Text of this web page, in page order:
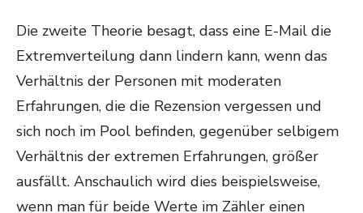
Die zweite Theorie besagt, dass eine E-Mail die
Extremverteilung dann lindern kann, wenn das
Verhältnis der Personen mit moderaten
Erfahrungen, die die Rezension vergessen und
sich noch im Pool befinden, gegenüber selbigem
Verhältnis der extremen Erfahrungen, größer
ausfällt. Anschaulich wird dies beispielsweise,
wenn man für beide Werte im Zähler einen